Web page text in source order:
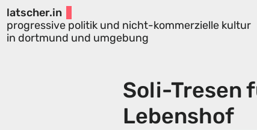
latscher.in
progressive politik und nicht-kommerzielle kultur
in dortmund und umgebung
Soli-Tresen
Lebenshof